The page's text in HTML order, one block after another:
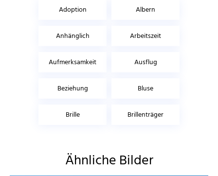
Adoption Albern
Anhänglich Arbeitszeit
Aufmerksamkeit Ausflug
Beziehung Bluse
Brille Brillenträger
Ähnliche Bilder